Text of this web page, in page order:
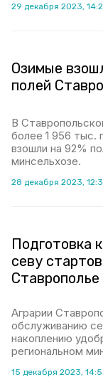
29 декабря 2023,
Озимые
полей
В
более 1 956 тыс.
взошли на 92%
минсельхозе.
28 декабря 2023,
Подготовка
севу
Ставрополье
Аграрии
обслуживанию
накоплению
региональном
15 декабря 2023,